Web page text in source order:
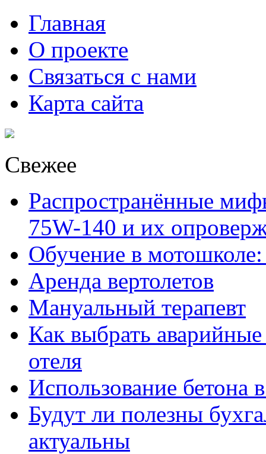
Главная
О проекте
Связаться с нами
Карта сайта
Свежее
Распространённые
75W-140 и их
Обучение в
Аренда вертолетов
Мануальный терапевт
Как выбрать
отеля
Использование бетона
Будут ли полезны
актуальны